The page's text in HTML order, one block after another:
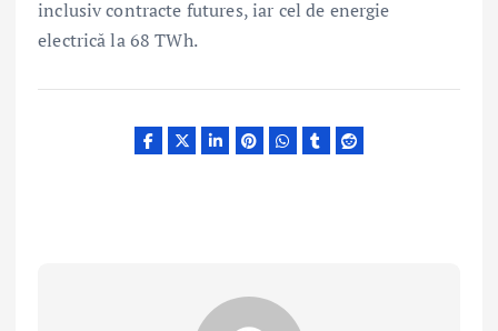
inclusiv contracte futures, iar cel de energie
electrică la 68 TWh.